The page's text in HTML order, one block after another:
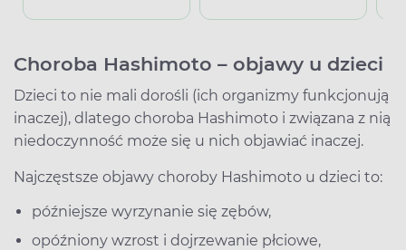
Choroba Hashimoto – objawy u dzieci
Dzieci to nie mali dorośli (ich organizmy funkcjonują
inaczej), dlatego choroba Hashimoto i związana z nią
niedoczynność może się u nich objawiać inaczej.
Najczęstsze objawy choroby Hashimoto u dzieci to:
późniejsze wyrzynanie się zębów,
opóźniony wzrost i dojrzewanie płciowe,